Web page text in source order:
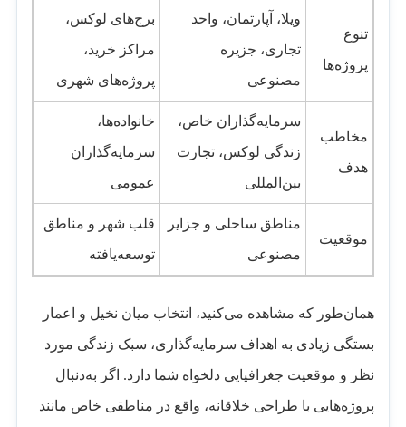
تنوع
پروژه‌ها
ویلا، آپارتمان، واحد
تجاری، جزیره
مصنوعی
برج‌های لوکس،
مراکز خرید،
پروژه‌های شهری
مخاطب
هدف
سرمایه‌گذاران خاص،
زندگی لوکس، تجارت
بین‌المللی
خانواده‌ها،
سرمایه‌گذاران
عمومی
موقعیت
مناطق ساحلی و جزایر
مصنوعی
قلب شهر و مناطق
توسعه‌یافته
همان‌طور که مشاهده می‌کنید، انتخاب میان نخیل و اعمار
بستگی زیادی به اهداف سرمایه‌گذاری، سبک زندگی مورد
نظر و موقعیت جغرافیایی دلخواه شما دارد. اگر به‌دنبال
پروژه‌هایی با طراحی خلاقانه، واقع در مناطقی خاص مانند